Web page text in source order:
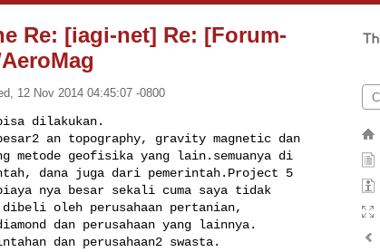
Re: [iagi-net] Re: [Forum-
12 Nov 2014 04:45:07 -0800
dilakukan.
an topography, gravity magnetic dan
metode geofisika yang lain.semuanya di
dana juga dari pemerintah.Project 5
nya besar sekali cuma saya tidak
oleh perusahaan pertanian,
dan perusahaan yang lainnya.
dan perusahaan2 swasta.